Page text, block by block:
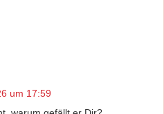
um 17:59